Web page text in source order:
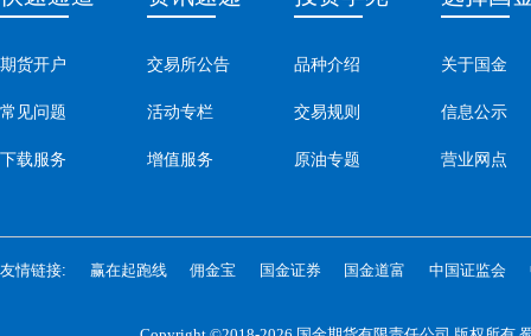
期货开户
常见问题
下载服务
交易所公告
活动专栏
增值服务
品种介绍
交易规则
原油专题
关于国金
信息公示
营业网点
友情链接: 赢在起跑线 佣金宝 国金证券 国金道富 中国证监会